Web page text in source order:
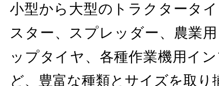
小型から大型のトラクタータ
スター、スプレッダー、農業
ップタイヤ、各種作業機用イ
ど、豊富な種類とサイズを取り